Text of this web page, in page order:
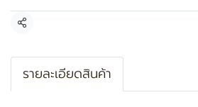
แชร์
รายละเอียดสินค้า